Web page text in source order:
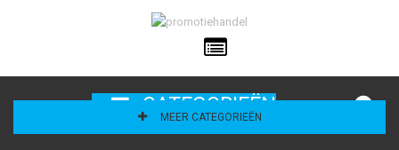
CATEGORIEËN
MEER CATEGORIEËN